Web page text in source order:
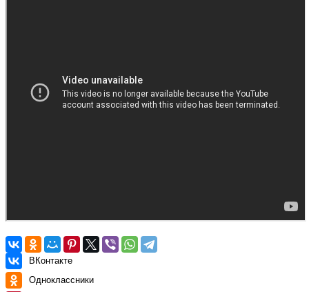
ВКонтакте
Одноклассники